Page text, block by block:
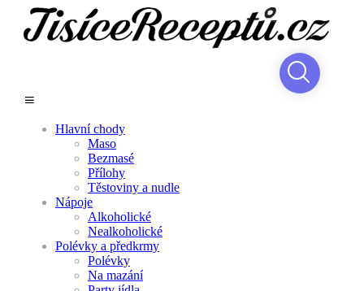
Hlavní chody
Maso
Bezmasé
Přílohy
Těstoviny a nudle
Nápoje
Alkoholické
Nealkoholické
Polévky a předkrmy
Polévky
Na mazání